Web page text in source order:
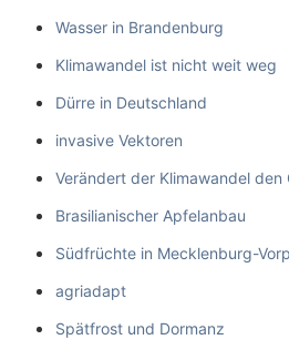
Wasser in Brandenburg
Klimawandel ist nicht weit weg
Dürre in Deutschland
invasive Vektoren
Verändert der Klimawandel
Brasilianischer Apfelanbau
Südfrüchte in Mecklenburg-
agriadapt
Spätfrost und Dormanz